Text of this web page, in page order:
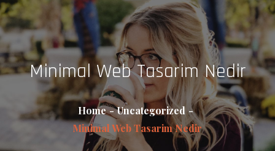
Minimal Web Tasarim Nedir
Home
Uncategorized
Minimal Web Tasarim Nedir